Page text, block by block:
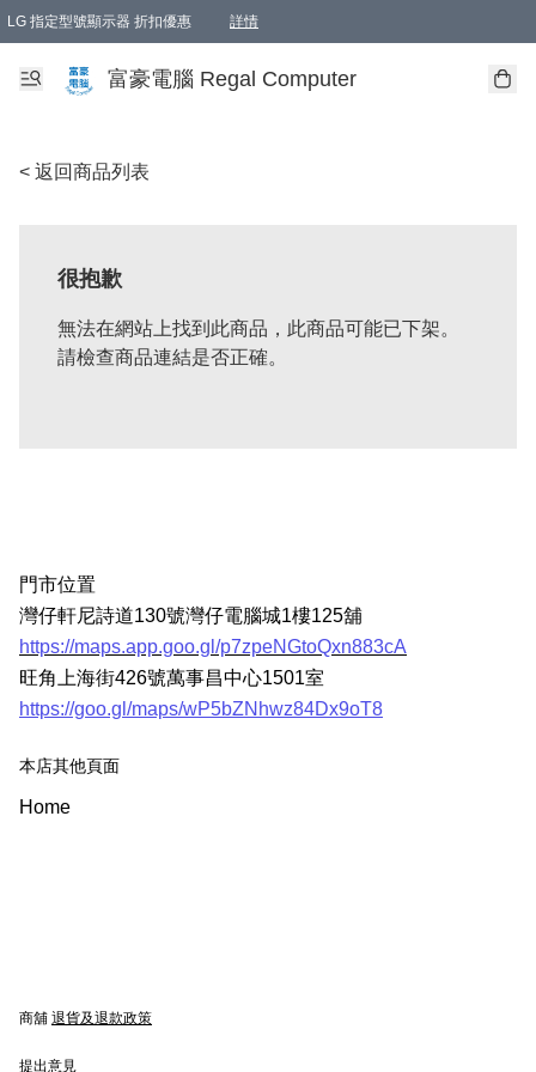
LG 指定型號顯示器 折扣優惠 詳情
富豪電腦 Regal Computer
< 返回商品列表
很抱歉
無法在網站上找到此商品，此商品可能已下架。
請檢查商品連結是否正確。
門市位置
灣仔軒尼詩道130號灣仔電腦城1樓125舖
https://maps.app.goo.gl/p7zpeNGtoQxn883cA
旺角上海街426號萬事昌中心1501室
https://goo.gl/maps/wP5bZNhwz84Dx9oT8
本店其他頁面
Home
商舖 退貨及退款政策
提出意見